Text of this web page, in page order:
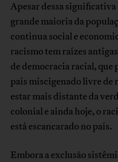
Apesar dessa
grande maioria da
continua social e
racismo tem raízes
de democracia racial, que
país miscigenado livre de
estar mais distante da
colonial e ainda hoje, o
está escancarado no país.
Embora a exclusão